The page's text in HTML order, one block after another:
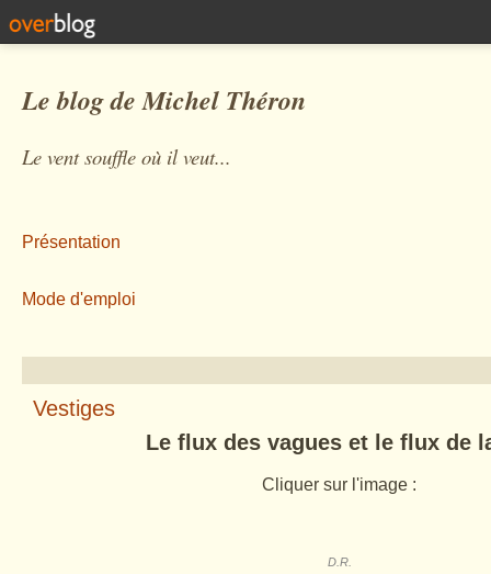
Le blog de Michel Théron
Le vent souffle où il veut...
Présentation
Mode d'emploi
Vestiges
Le flux des vagues et le flux de
Cliquer sur l'image :
D.R.